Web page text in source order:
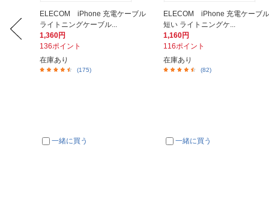
ELECOM iPhone 充電ケーブル
ライトニングケーブル...
1,360円
136ポイント
在庫あり
(175)
一緒に買う
ELECOM iPhone 充電ケーブル
短い ライトニングケ...
1,160円
116ポイント
在庫あり
(82)
一緒に買う